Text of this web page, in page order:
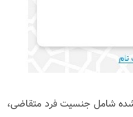
شده شامل جنسیت فرد متقاضی،